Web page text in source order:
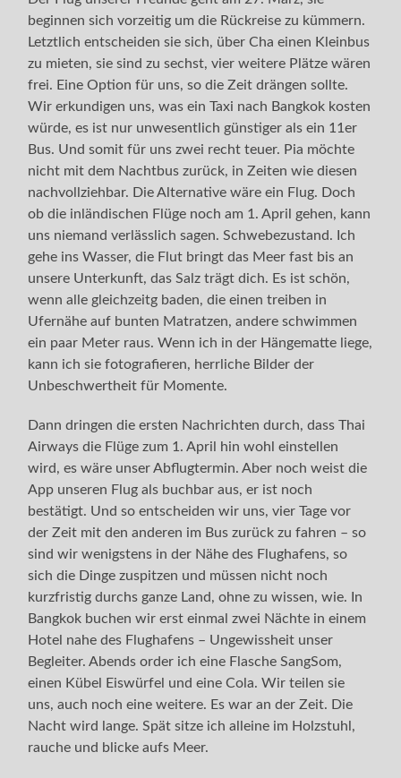
beginnen sich vorzeitig um die Rückreise zu kümmern.
Letztlich entscheiden sie sich, über Cha einen Kleinbus
zu mieten, sie sind zu sechst, vier weitere Plätze wären
frei. Eine Option für uns, so die Zeit drängen sollte.
Wir erkundigen uns, was ein Taxi nach Bangkok kosten
würde, es ist nur unwesentlich günstiger als ein 11er
Bus. Und somit für uns zwei recht teuer. Pia möchte
nicht mit dem Nachtbus zurück, in Zeiten wie diesen
nachvollziehbar. Die Alternative wäre ein Flug. Doch
ob die inländischen Flüge noch am 1. April gehen, kann
uns niemand verlässlich sagen. Schwebezustand. Ich
gehe ins Wasser, die Flut bringt das Meer fast bis an
unsere Unterkunft, das Salz trägt dich. Es ist schön,
wenn alle gleichzeitg baden, die einen treiben in
Ufernähe auf bunten Matratzen, andere schwimmen
ein paar Meter raus. Wenn ich in der Hängematte liege,
kann ich sie fotografieren, herrliche Bilder der
Unbeschwertheit für Momente.
Dann dringen die ersten Nachrichten durch, dass Thai
Airways die Flüge zum 1. April hin wohl einstellen
wird, es wäre unser Abflugtermin. Aber noch weist die
App unseren Flug als buchbar aus, er ist noch
bestätigt. Und so entscheiden wir uns, vier Tage vor
der Zeit mit den anderen im Bus zurück zu fahren – so
sind wir wenigstens in der Nähe des Flughafens, so
sich die Dinge zuspitzen und müssen nicht noch
kurzfristig durchs ganze Land, ohne zu wissen, wie. In
Bangkok buchen wir erst einmal zwei Nächte in einem
Hotel nahe des Flughafens – Ungewissheit unser
Begleiter. Abends order ich eine Flasche SangSom,
einen Kübel Eiswürfel und eine Cola. Wir teilen sie
uns, auch noch eine weitere. Es war an der Zeit. Die
Nacht wird lange. Spät sitze ich alleine im Holzstuhl,
rauche und blicke aufs Meer.